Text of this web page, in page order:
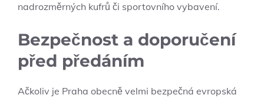
nadrozměrných kufrů či sportovního vybavení.
Bezpečnost a doporučení
před předáním
Ačkoliv je Praha obecně velmi bezpečná evropská